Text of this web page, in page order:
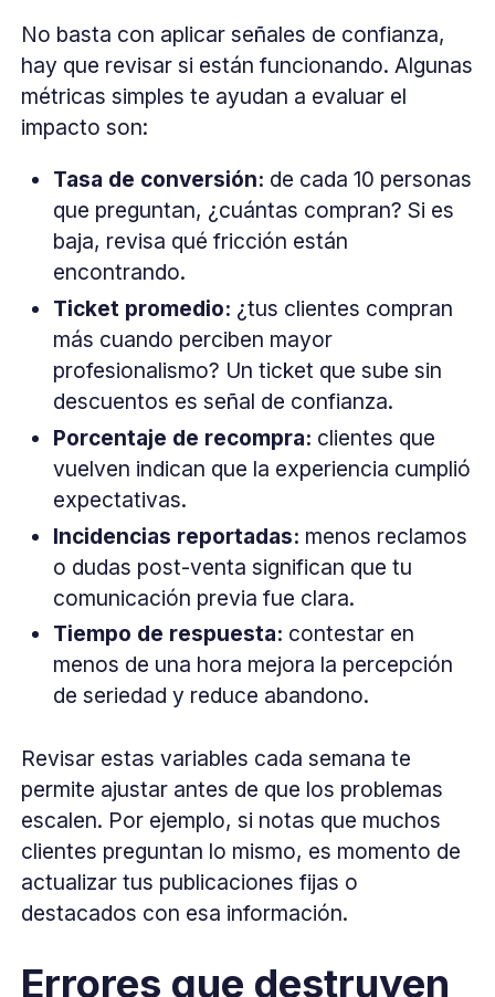
No basta con aplicar señales de confianza,
hay que revisar si están funcionando. Algunas
métricas simples te ayudan a evaluar el
impacto son:
Tasa de conversión: de cada 10 personas
que preguntan, ¿cuántas compran? Si es
baja, revisa qué fricción están
encontrando.
Ticket promedio: ¿tus clientes compran
más cuando perciben mayor
profesionalismo? Un ticket que sube sin
descuentos es señal de confianza.
Porcentaje de recompra: clientes que
vuelven indican que la experiencia cumplió
expectativas.
Incidencias reportadas: menos reclamos
o dudas post-venta significan que tu
comunicación previa fue clara.
Tiempo de respuesta: contestar en
menos de una hora mejora la percepción
de seriedad y reduce abandono.
Revisar estas variables cada semana te
permite ajustar antes de que los problemas
escalen. Por ejemplo, si notas que muchos
clientes preguntan lo mismo, es momento de
actualizar tus publicaciones fijas o
destacados con esa información.
Errores que destruyen